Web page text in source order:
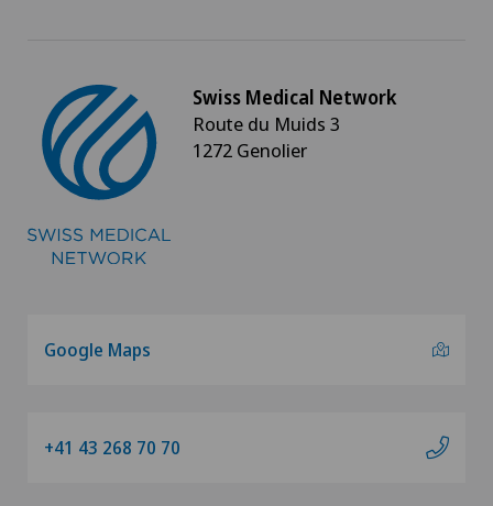
Swiss Medical Network
Route du Muids 3
1272 Genolier
Google Maps
+41 43 268 70 70